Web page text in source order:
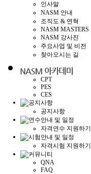
인사말
NASM 안내
조직도 & 연혁
NASM MASTERS
NASM 강사진
주요사업 및 비전
찾아오시는 길
CPT
PES
CES
공지사항
자격연수 지원하기
자격시험 지원하기
QNA
FAQ